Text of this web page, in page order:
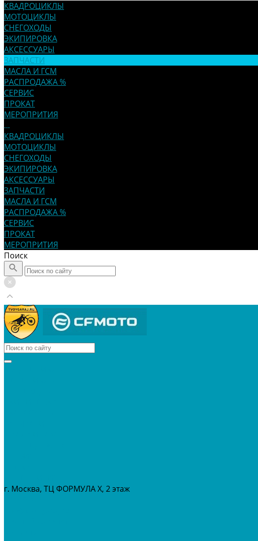
КВАДРОЦИКЛЫ
МОТОЦИКЛЫ
СНЕГОХОДЫ
ЭКИПИРОВКА
АКСЕССУАРЫ
ЗАПЧАСТИ
МАСЛА И ГСМ
РАСПРОДАЖА %
СЕРВИС
ПРОКАТ
МЕРОПРИТИЯ
...
КВАДРОЦИКЛЫ
МОТОЦИКЛЫ
СНЕГОХОДЫ
ЭКИПИРОВКА
АКСЕССУАРЫ
ЗАПЧАСТИ
МАСЛА И ГСМ
РАСПРОДАЖА %
СЕРВИС
ПРОКАТ
МЕРОПРИТИЯ
Поиск
г. Москва, ТЦ ФОРМУЛА Х, 2 этаж